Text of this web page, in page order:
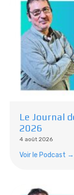
Le Journal
2026
4 août 2026
Voir le Podcast →